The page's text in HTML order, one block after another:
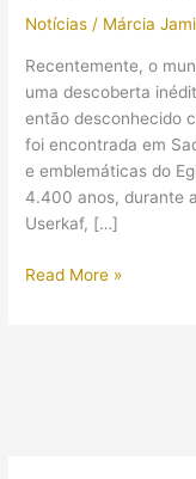
Notícias / Márcia
Recentemente, o
uma descoberta
então desconhecido
foi encontrada em
e emblemáticas do
4.400 anos, durante
Userkaf, […]
Foi
Read More »